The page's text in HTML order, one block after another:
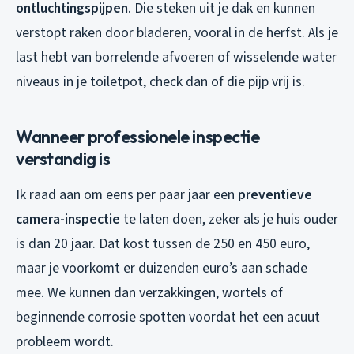
ontluchtingspijpen. Die steken uit je dak en kunnen
verstopt raken door bladeren, vooral in de herfst. Als je
last hebt van borrelende afvoeren of wisselende water
niveaus in je toiletpot, check dan of die pijp vrij is.
Wanneer professionele inspectie
verstandig is
Ik raad aan om eens per paar jaar een preventieve
camera-inspectie te laten doen, zeker als je huis ouder
is dan 20 jaar. Dat kost tussen de 250 en 450 euro,
maar je voorkomt er duizenden euro’s aan schade
mee. We kunnen dan verzakkingen, wortels of
beginnende corrosie spotten voordat het een acuut
probleem wordt.